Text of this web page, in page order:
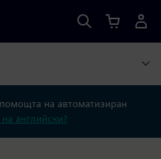
на автоматизиран
английски?